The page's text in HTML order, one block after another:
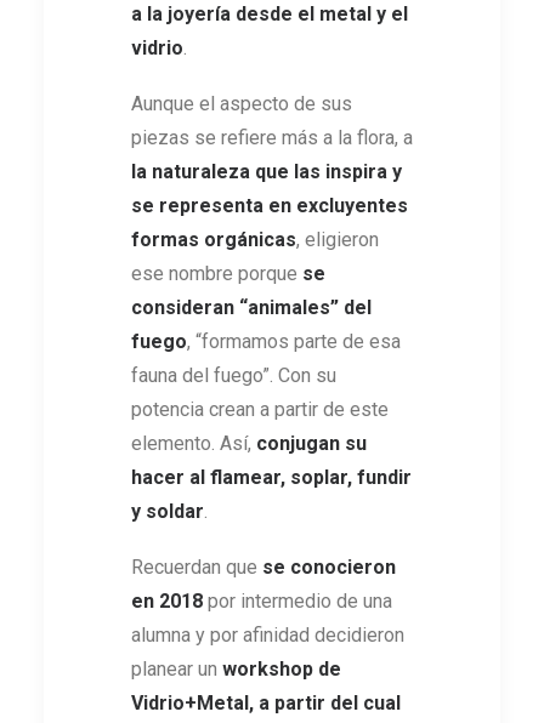
a la joyería desde el metal y el
vidrio
Aunque el aspecto de sus
piezas se refiere más a la flora, a
la naturaleza que las inspira y
se representa en excluyentes
formas orgánicas, eligieron
ese nombre porque se
consideran “animales” del
fuego, “formamos parte de esa
fauna del fuego”. Con su
potencia crean a partir de este
elemento. Así, conjugan su
hacer al flamear, soplar, fundir
y soldar
Recuerdan que se conocieron
en 2018 por intermedio de una
alumna y por afinidad decidieron
planear un workshop de
Vidrio+Metal, a partir del cual